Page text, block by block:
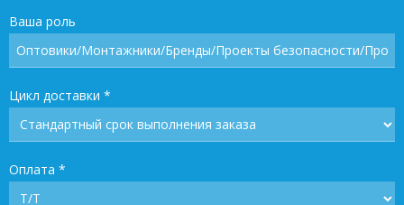
Ваша роль
Цикл доставки *
Оплата *